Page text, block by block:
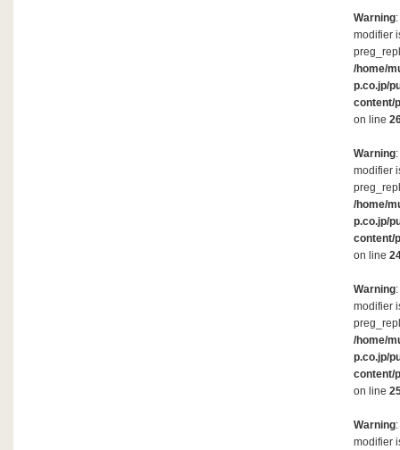
Warning
modifier
/home/
p.co.jp/
content/
on line
Warning
modifier
/home/
p.co.jp/
content/
on line
Warning
modifier
/home/
p.co.jp/
content/
on line
Warning
modifier